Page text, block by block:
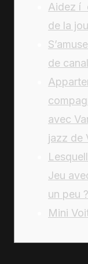
Aidez í
de la
de canal
avec
jazz de
Jeu
un peu ?
Mini